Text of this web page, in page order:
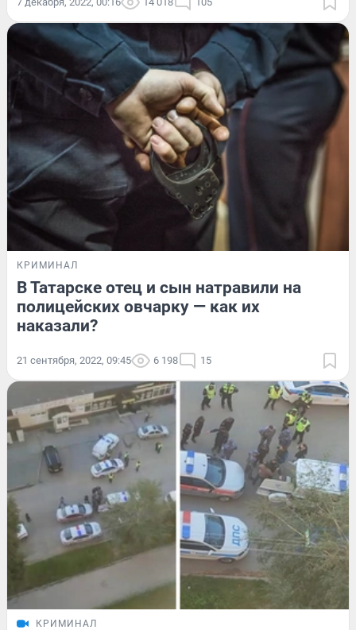
КРИМИНАЛ
В Татарске отец и сын натравили на
полицейских овчарку — как их
наказали?
21 сентября, 2022, 09:45 6 198 15
КРИМИНАЛ